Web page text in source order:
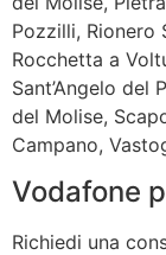
Pozzilli, Rionero
Rocchetta a
Sant’Angelo del
del Molise,
Campano,
Vodafone
Richiedi una